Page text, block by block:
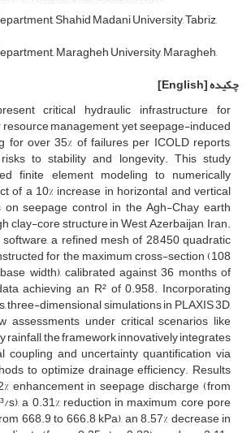
Shahid Madani University, Tabriz,
Maragheh University, Maragheh,
چکیده[English]
critical hydraulic infrastructure for
management, yet seepage-induced
for over 35% of failures per ICOLD reports,
to stability and longevity. This study
finite element modeling to numerically
of a 10% increase in horizontal and vertical
on seepage control in the Agh-Chay earth
clay-core structure in West Azerbaijan, Iran.
a refined mesh of 28,450 quadratic
for the maximum cross-section (108
width), calibrated against 36 months of
achieving an R² of 0.958. Incorporating
three-dimensional simulations in PLAXIS 3D,
assessments under critical scenarios like
rainfall, the framework innovatively integrates
coupling and uncertainty quantification via
to optimize drainage efficiency. Results
enhancement in seepage discharge (from
s), a 0.31% reduction in maximum core pore
668.9 to 666.8 kPa), an 8.57% decrease in